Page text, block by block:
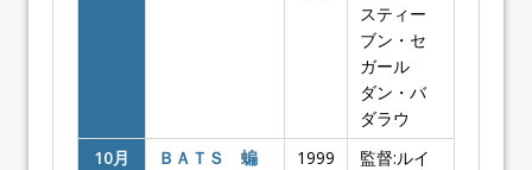
スティー
ブン・セ
ガール
ダン・バ
ダラウ
10月
ＢＡＴＳ 蝙
1999
監督:ルイ